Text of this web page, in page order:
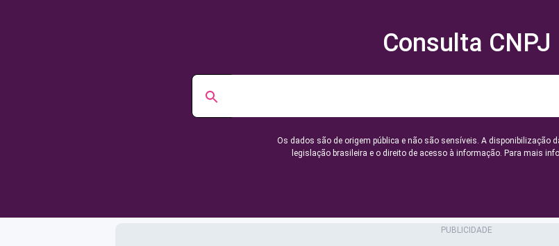
Consulta CNPJ
Os dados são de origem pública e não são sensíveis. A disponibilização
legislação brasileira e o direito de acesso à informação. Para mais